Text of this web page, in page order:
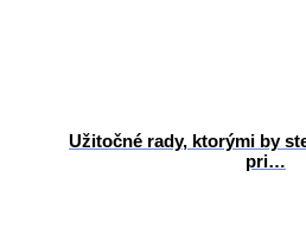
Užitočné rady, ktorými by
pri…